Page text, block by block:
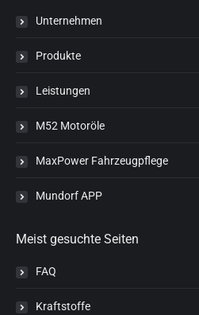
Unternehmen
Produkte
Leistungen
M52 Motoröle
MaxPower Fahrzeugpflege
Mundorf APP
Meist gesuchte Seiten
FAQ
Kraftstoffe